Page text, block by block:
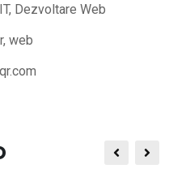
Dezvoltare Web
, web